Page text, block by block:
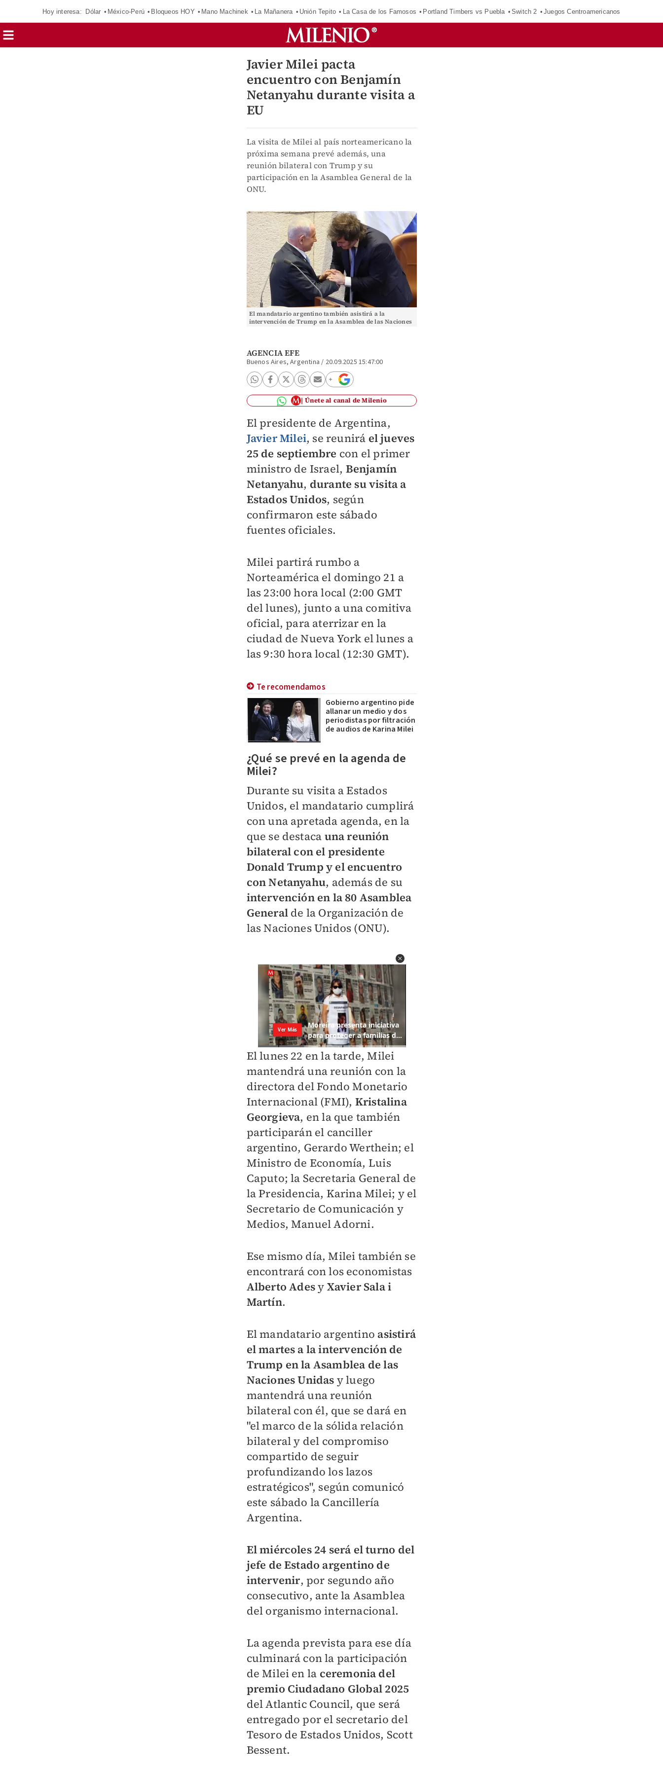
Hoy interesa: Dólar México-Perú Bloqueos HOY Mano Machinek La Mañanera Unión Tepito La Casa de los Famosos Portland Timbers vs Puebla Switch 2 Juegos Centroamericanos
Javier Milei pacta
encuentro con Benjamín
Netanyahu durante visita a
EU
La visita de Milei al país norteamericano la
próxima semana prevé además, una
reunión bilateral con Trump y su
participación en la Asamblea General de la
ONU.
El mandatario argentino también asistirá a la
intervención de Trump en la Asamblea de las Naciones
AGENCIA EFE
Buenos Aires, Argentina / 20.09.2025 15:47:00
Únete al canal de Milenio
El presidente de Argentina,
Javier Milei, se reunirá el jueves
25 de septiembre con el primer
ministro de Israel, Benjamín
Netanyahu, durante su visita a
Estados Unidos, según
confirmaron este sábado
fuentes oficiales.
Milei partirá rumbo a
Norteamérica el domingo 21 a
las 23:00 hora local (2:00 GMT
del lunes), junto a una comitiva
oficial, para aterrizar en la
ciudad de Nueva York el lunes a
las 9:30 hora local (12:30 GMT).
Te recomendamos
Gobierno argentino pide
allanar un medio y dos
periodistas por filtración
de audios de Karina Milei
¿Qué se prevé en la agenda de
Milei?
Durante su visita a Estados
Unidos, el mandatario cumplirá
con una apretada agenda, en la
que se destaca una reunión
bilateral con el presidente
Donald Trump y el encuentro
con Netanyahu, además de su
intervención en la 80 Asamblea
General de la Organización de
las Naciones Unidos (ONU).
El lunes 22 en la tarde, Milei
mantendrá una reunión con la
directora del Fondo Monetario
Internacional (FMI), Kristalina
Georgieva, en la que también
participarán el canciller
argentino, Gerardo Werthein; el
Ministro de Economía, Luis
Caputo; la Secretaria General de
la Presidencia, Karina Milei; y el
Secretario de Comunicación y
Medios, Manuel Adorni.
Ese mismo día, Milei también se
encontrará con los economistas
Alberto Adesy Xavier Sala i
Martín.
El mandatario argentino asistirá
el martes a la intervención de
Trump en la Asamblea de las
Naciones Unidas y luego
mantendrá una reunión
bilateral con él, que se dará en
"el marco de la sólida relación
bilateral y del compromiso
compartido de seguir
profundizando los lazos
estratégicos", según comunicó
este sábado la Cancillería
Argentina.
El miércoles 24 será el turno del
jefe de Estado argentino de
intervenir, por segundo año
consecutivo, ante la Asamblea
del organismo internacional.
La agenda prevista para ese día
culminará con la participación
de Milei en la ceremonia del
premio Ciudadano Global 2025
del Atlantic Council, que será
entregado por el secretario del
Tesoro de Estados Unidos, Scott
Bessent.